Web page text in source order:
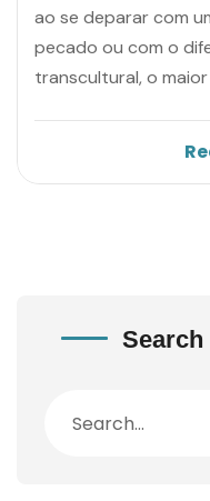
ao se deparar com
pecado ou com o
transcultural, o
Search